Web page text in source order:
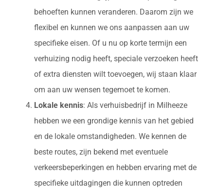
behoeften kunnen veranderen. Daarom zijn we
flexibel en kunnen we ons aanpassen aan uw
specifieke eisen. Of u nu op korte termijn een
verhuizing nodig heeft, speciale verzoeken heeft
of extra diensten wilt toevoegen, wij staan klaar
om aan uw wensen tegemoet te komen.
Lokale kennis: Als verhuisbedrijf in Milheeze
hebben we een grondige kennis van het gebied
en de lokale omstandigheden. We kennen de
beste routes, zijn bekend met eventuele
verkeersbeperkingen en hebben ervaring met de
specifieke uitdagingen die kunnen optreden